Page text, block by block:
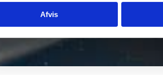
Afvis